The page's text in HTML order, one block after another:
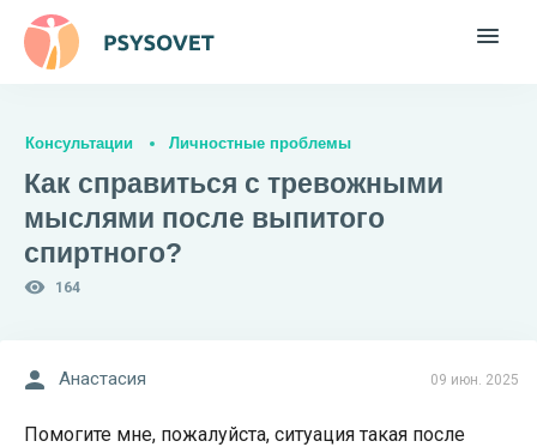
Консультации Личностные проблемы
Как справиться с тревожными
мыслями после выпитого
спиртного?
164
09 июн. 2025
Анастасия
Помогите мне, пожалуйста, ситуация такая после